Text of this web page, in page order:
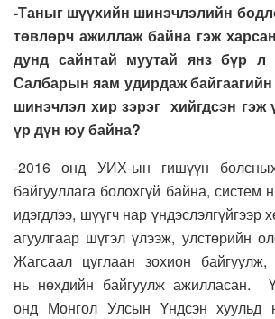
-Таныг шүүхийн шинэчлэлийн
төвлөрч ажиллаж байна гэж
дунд сайнтай муутай янз бүр л
Салбарын яам удирдаж байгаагийн
шинэчлэл хир зэрэг хийгдсэн гэж
үр дүн юу байна?
-2016онд УИХ-ын гишүүн
байгууллага болохгүй байна, систем
идэгдлээ, шүүгч нар үндэслэлгүйгээр
агуулгаар шүгэл үлээж, улстөрийн
Жагсаал цуглаан зохион байгуулж,
нь нөхдийн байгуулж ажилласан.
онд Монгол Улсын Үндсэн хуульд